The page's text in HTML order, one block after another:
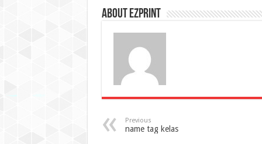
About Ezprint
Previous
name tag kelas